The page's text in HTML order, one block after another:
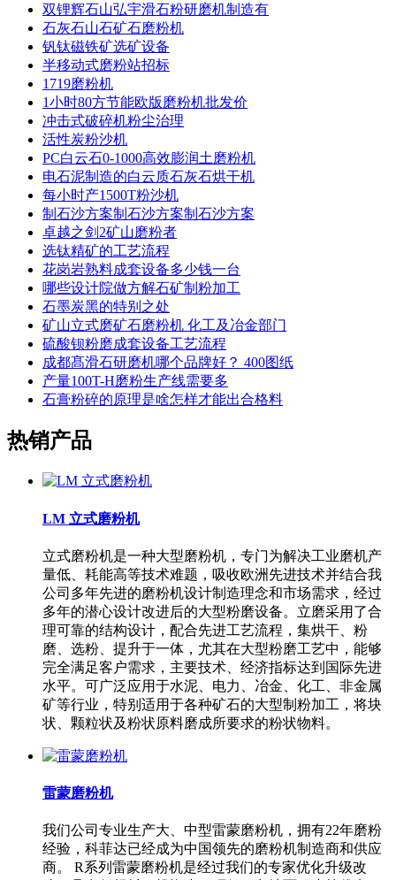
双锂辉石山弘宇滑石粉研磨机制造有
石灰石山石矿石磨粉机
钒钛磁铁矿选矿设备
半移动式磨粉站招标
1719磨粉机
1小时80方节能欧版磨粉机批发价
冲击式破碎机粉尘治理
活性炭粉沙机
PC白云石0-1000高效膨润土磨粉机
电石泥制造的白云质石灰石烘干机
每小时产1500T粉沙机
制石沙方案制石沙方案制石沙方案
卓越之剑2矿山磨粉者
选钛精矿的工艺流程
花岗岩熟料成套设备多少钱一台
哪些设计院做方解石矿制粉加工
石墨炭黑的特别之处
矿山立式磨矿石磨粉机 化工及冶金部门
硫酸钡粉磨成套设备工艺流程
成都髙滑石研磨机哪个品牌好？ 400图纸
产量100T-H磨粉生产线需要多
石膏粉碎的原理是啥怎样才能出合格料
热销产品
LM 立式磨粉机
立式磨粉机是一种大型磨粉机，专门为解决工业磨机产
量低、耗能高等技术难题，吸收欧洲先进技术并结合我
公司多年先进的磨粉机设计制造理念和市场需求，经过
多年的潜心设计改进后的大型粉磨设备。立磨采用了合
理可靠的结构设计，配合先进工艺流程，集烘干、粉
磨、选粉、提升于一体，尤其在大型粉磨工艺中，能够
完全满足客户需求，主要技术、经济指标达到国际先进
水平。可广泛应用于水泥、电力、冶金、化工、非金属
矿等行业，特别适用于各种矿石的大型制粉加工，将块
状、颗粒状及粉状原料磨成所要求的粉状物料。
雷蒙磨粉机
我们公司专业生产大、中型雷蒙磨粉机，拥有22年磨粉
经验，科菲达已经成为中国领先的磨粉机制造商和供应
商。 R系列雷蒙磨粉机是经过我们的专家优化升级改